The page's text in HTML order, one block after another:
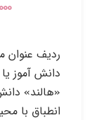
انطباق با